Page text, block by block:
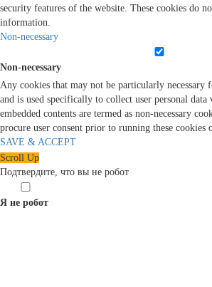
security features of the website. These cookies do
information.
Non-necessary
Non-necessary
Any cookies that may not be particularly necessary
and is used specifically to collect user personal data
embedded contents are termed as non-necessary
procure user consent prior to running these cookies
SAVE & ACCEPT
Scroll Up
Подтвердите, что вы не робот
Я не робот